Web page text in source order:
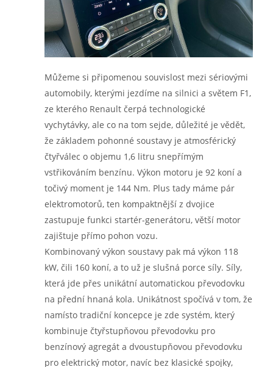
Můžeme si připomenou souvislost mezi sériovými
automobily, kterými jezdíme na silnici a světem F1,
ze kterého Renault čerpá technologické
vychytávky, ale co na tom sejde, důležité je vědět,
že základem pohonné soustavy je atmosférický
čtyřválec o objemu 1,6 litru snepřímým
vstřikováním benzínu. Výkon motoru je 92 koní a
točivý moment je 144 Nm. Plus tady máme pár
elektromotorů, ten kompaktnější z dvojice
zastupuje funkci startér-generátoru, větší motor
zajištuje přímo pohon vozu.
Kombinovaný výkon soustavy pak má výkon 118
kW, čili 160 koní, a to už je slušná porce síly. Síly,
která jde přes unikátní automatickou převodovku
na přední hnaná kola. Unikátnost spočívá v tom, že
namísto tradiční koncepce je zde systém, který
kombinuje čtyřstupňovou převodovku pro
benzínový agregát a dvoustupňovou převodovku
pro elektrický motor, navíc bez klasické spojky,